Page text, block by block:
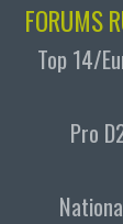
FORUMS
Top 14/
Pro